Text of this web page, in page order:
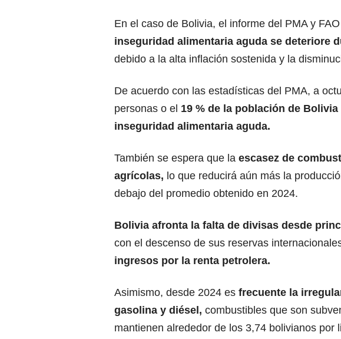
En el caso de Bolivia, el informe del PMA y
inseguridad alimentaria aguda se deteriore
debido a la alta inflación sostenida y la
De acuerdo con las estadísticas del PMA, a
personas o el 19 % de la población de
inseguridad alimentaria aguda.
También se espera que la escasez de
agrícolas, lo que reducirá aún más la
debajo del promedio obtenido en 2024.
Bolivia afronta la falta de divisas desde
con el descenso de sus reservas
ingresos por la renta petrolera.
Asimismo, desde 2024 es frecuente la
gasolina y diésel, combustibles que son
mantienen alrededor de los 3,74 bolivianos por